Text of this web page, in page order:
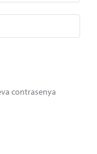
contrasenya